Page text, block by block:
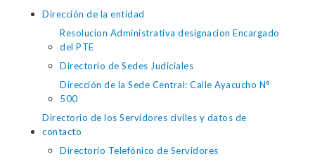
Dirección de la entidad
Resolucion Administrativa designacion Encargado
del PTE
Directorio de Sedes Judiciales
Dirección de la Sede Central: Calle Ayacucho N°
500
Directorio de los Servidores civiles y datos de
contacto
Directorio Telefónico de Servidores